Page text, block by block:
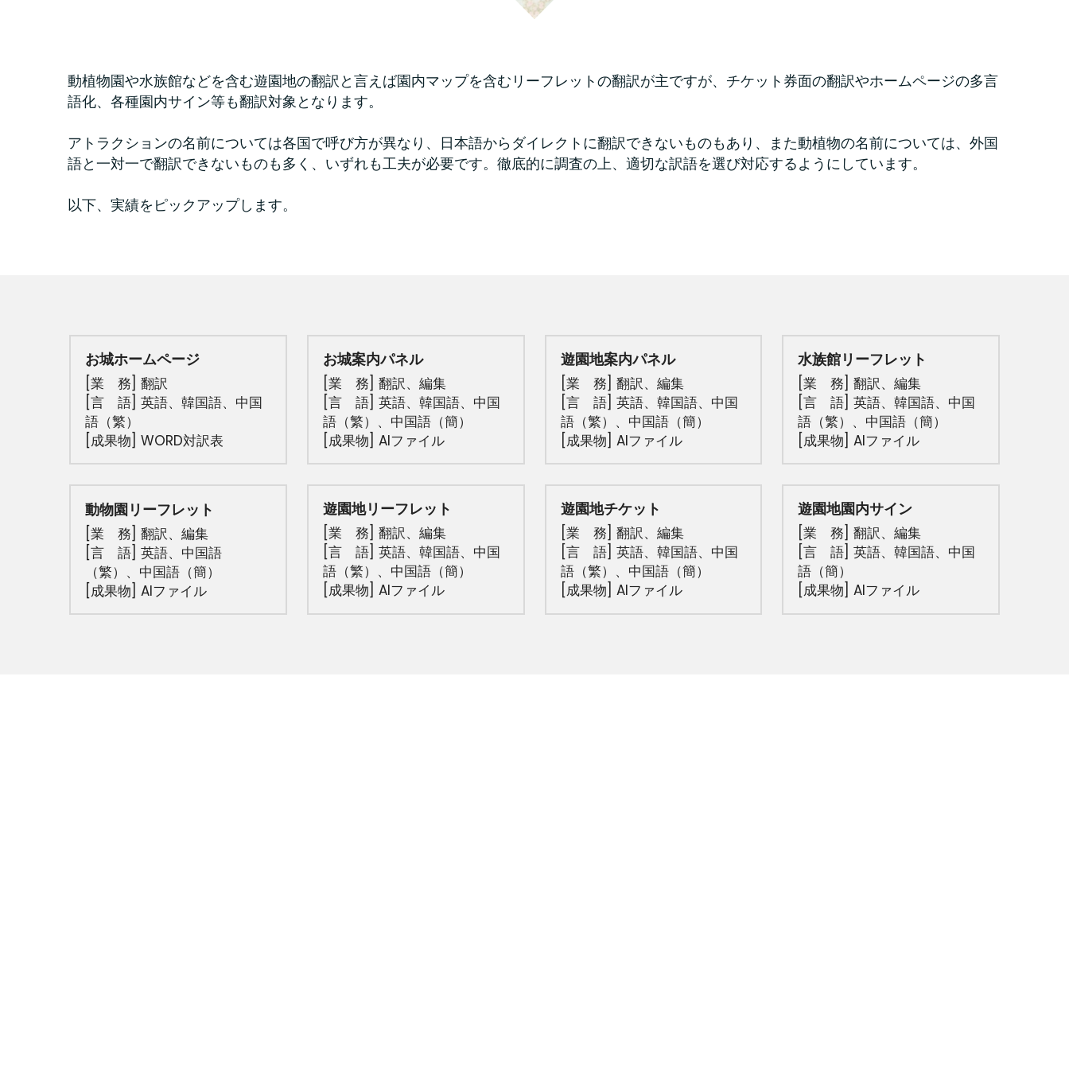
動植物園や水族館などを含む遊園地の翻訳と言えば園内マップを含むリーフレットの翻訳が主ですが、チケット券面の翻訳やホームページの多言
語化、各種園内サイン等も翻訳対象となります。
アトラクションの名前については各国で呼び方が異なり、日本語からダイレクトに翻訳できないものもあり、また動植物の名前については、外国
語と一対一で翻訳できないものも多く、いずれも工夫が必要です。徹底的に調査の上、適切な訳語を選び対応するようにしています。
以下、実績をピックアップします。
お城ホームページ
[業　務] 翻訳
[言　語] 英語、韓国語、 中国
語（繁）
[成果物] WORD対訳表
お城案内パネル
[業　務] 翻訳、 編集
[言　語] 英語、韓国語、中国
語（繁）、中国語（簡）
[成果物] AIファイル
遊園地案内パネル
[業　務] 翻訳、 編集
[言　語] 英語、韓国語、中国
語（繁）、中国語（簡）
[成果物] AIファイル
水族館リーフレット
[業　務] 翻訳、編集
[言　語] 英語、韓国語、中国
語（繁）、中国語（簡）
[成果物] AIファイル
動物園リーフレット
[業　務] 翻訳、 編集
[言　語] 英語、中国語
（繁）、中国語（簡）
[成果物] AIファイル
遊園地リーフレット
[業　務] 翻訳、 編集
[言　語] 英語、韓国語、中国
語（繁）、中国語（簡）
[成果物] AIファイル
遊園地チケット
[業　務] 翻訳、 編集
[言　語] 英語、韓国語、中国
語（繁）、中国語（簡）
[成果物] AIファイル
遊園地園内サイン
[業　務] 翻訳、編集
[言　語] 英語、韓国語、中国
語（簡）
[成果物] AIファイル